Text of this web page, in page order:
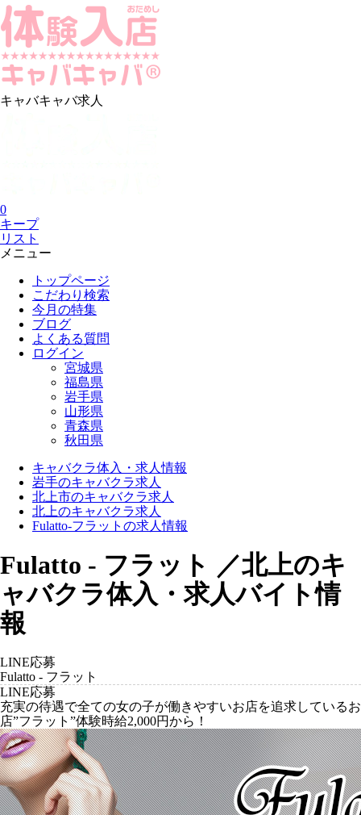
キャバキャバ求人
0
キープ
リスト
メニュー
トップページ
こだわり検索
今月の特集
ブログ
よくある質問
ログイン
宮城県
福島県
岩手県
山形県
青森県
秋田県
キャバクラ体入・求人情報
岩手のキャバクラ求人
北上市のキャバクラ求人
北上のキャバクラ求人
Fulatto-フラットの求人情報
Fulatto - フラット ／北上のキ
ャバクラ体入・求人バイト情
報
LINE応募
Fulatto - フラット
LINE応募
充実の待遇で全ての女の子が働きやすいお店を追求しているお
店”フラット”体験時給2,000円から！